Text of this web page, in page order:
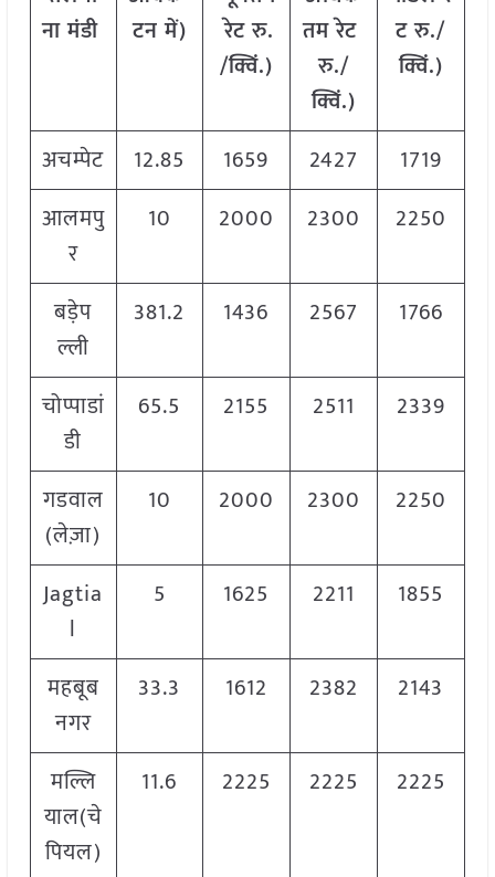
नामंडी
टनमें)
रेटरु.
/क्विं.)
तमरेट
रु./
क्विं.)
टरु./
क्विं.)
अचम्पेट 12.85 1659 2427
1719
आलमपु
र
10 2000 2300 2250
बड़ेप
ल्ली
381.2 1436 2567 1766
चोप्पाडां
डी
65.5 2155 2511 2339
गडवाल
(लेज़ा)
10 2000 2300 2250
Jagtia
l
5 1625 2211 1855
महबूब
नगर
33.3 1612 2382 2143
मल्लि
याल(चे
पियल)
11.6 2225 2225 2225